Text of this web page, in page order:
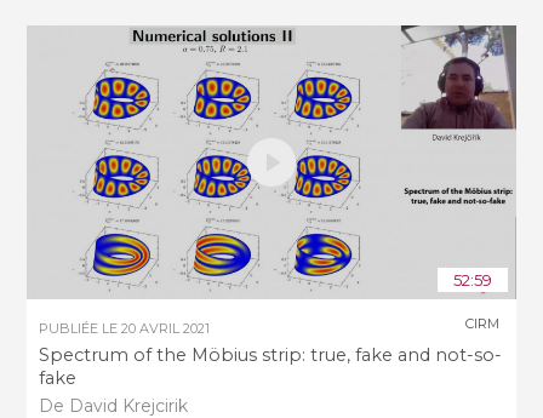
52:59
PUBLIÉE LE20 AVRIL 2021
Spectrum of the Möbius strip: true, fake and not-so-
fake
De David Krejcirik
CIRM